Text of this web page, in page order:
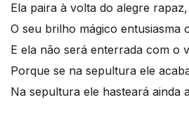
Ela paira à volta do alegre rapaz,
O seu brilho mágico entusiasma
E ela não será enterrada com o
Porque se na sepultura ele
Na sepultura ele hasteará ainda